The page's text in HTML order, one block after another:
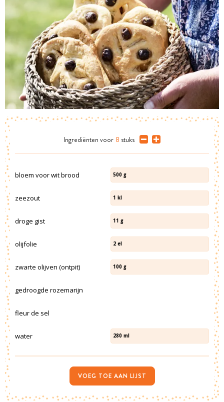
Ingrediënten voor 8 stuks
bloem voor wit brood 500 g
zeezout 1 kl
droge gist 11 g
olijfolie 2 el
zwarte olijven (ontpit) 100 g
gedroogde rozemarijn
fleur de sel
water 280 ml
VOEG TOE AAN LIJST